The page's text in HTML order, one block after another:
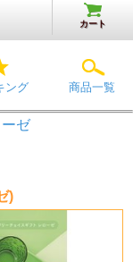
カート
ング 商品一覧
ゼ
)